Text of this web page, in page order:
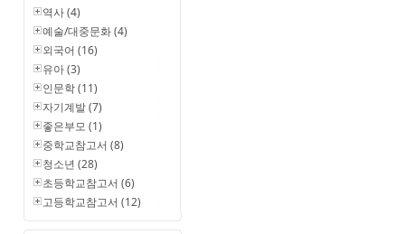
역사 (4)
예술/대중문화 (4)
외국어 (16)
유아 (3)
인문학 (11)
자기계발 (7)
좋은부모 (1)
중학교참고서 (8)
청소년 (28)
초등학교참고서 (6)
고등학교참고서 (12)